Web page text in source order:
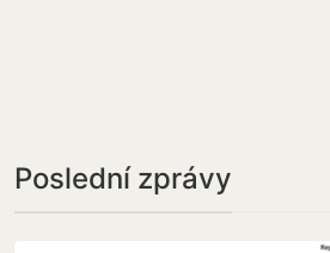
Poslední zprávy